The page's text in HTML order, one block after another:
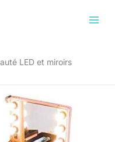
LED et miroirs